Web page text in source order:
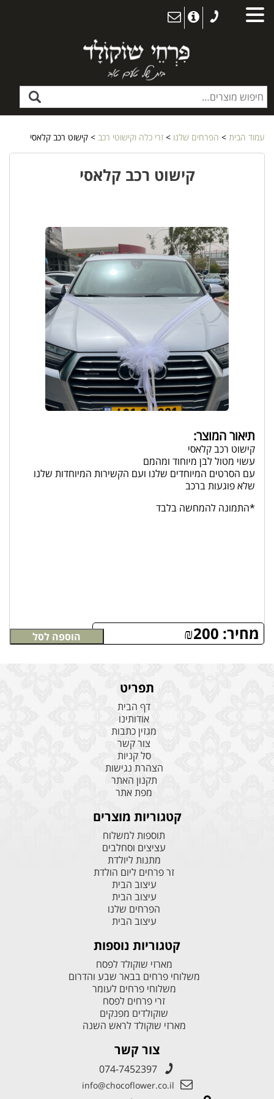
עמוד הבית > הפרחים שלנו > זרי כלה וקישוטי רכב > קישוט רכב קלאסי
קישוט רכב קלאסי
תיאור המוצר:
קישוט רכב קלאסי
עשוי מטול לבן מיוחוד ומהמם
עם הסרטים המיוחדים שלנו ועם הקשירות המיוחדות שלנו
שלא פוגעות ברכב
*התמונה להמחשה בלבד
מחיר: ₪200 הוספה לסל
תפריט
דף הבית
אודותינו
מגזין כתבות
צור קשר
סל קניות
הצהרת נגישות
תקנון האתר
מפת אתר
קטגוריות מוצרים
תוספות למשלוח
עציצים וסחלבים
מתנות ליולדת
זר פרחים ליום הולדת
עיצוב הבית
עיצוב הבית
הפרחים שלנו
עיצוב הבית
קטגוריות נוספות
מארזי שוקולד לפסח
משלוחי פרחים בבאר שבע והדרום
משלוחי פרחים לעומר
זרי פרחים לפסח
שוקולדים מפנקים
מארזי שוקולד לראש השנה
צור קשר
074-7452397
info@chocoflower.co.il